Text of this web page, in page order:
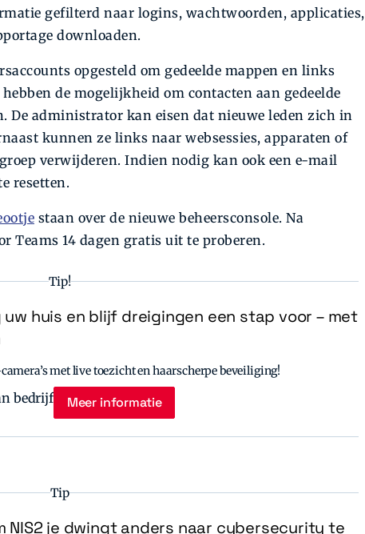
gefilterd naar logins, wachtwoorden, applicaties,
downloaden.
opgesteld om gedeelde mappen en links
de mogelijkheid om contacten aan gedeelde
De administrator kan eisen dat nieuwe leden zich in
kunnen ze links naar websessies, apparaten of
verwijderen. Indien nodig kan ook een e-mail
resetten.
staan over de nieuwe beheersconsole. Na
Teams 14 dagen gratis uit te proberen.
Tip!
uw huis en blijf dreigingen een stap voor – met
met live toezicht en haarscherpe beveiliging!
Meer informatie
Tip
NIS2 je dwingt anders naar cybersecurity te